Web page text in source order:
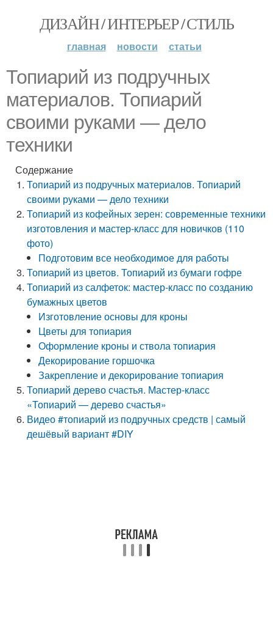
ДИЗАЙН / ИНТЕРЬЕР / СТИЛЬ
главная новости статьи
Топиарий из подручных
материалов. Топиарий
своими руками — дело
техники
Содержание
Топиарий из подручных материалов. Топиарий
своими руками — дело техники
Топиарий из кофейных зерен: современные техники
изготовления и мастер-класс для новичков (110
фото)
Подготовим все необходимое для работы
Топиарий из цветов. Топиарий из бумаги гофре
Топиарий из салфеток: мастер-класс по созданию
бумажных цветов
Изготовление основы для кроны
Цветы для топиария
Оформление кроны и ствола топиария
Декорирование горшочка
Закрепление и декорирование топиария
Топиарий дерево счастья. Мастер-класс
«Топиарий — дерево счастья»
Видео #топиарий из подручных средств | самый
дешёвый вариант #DIY